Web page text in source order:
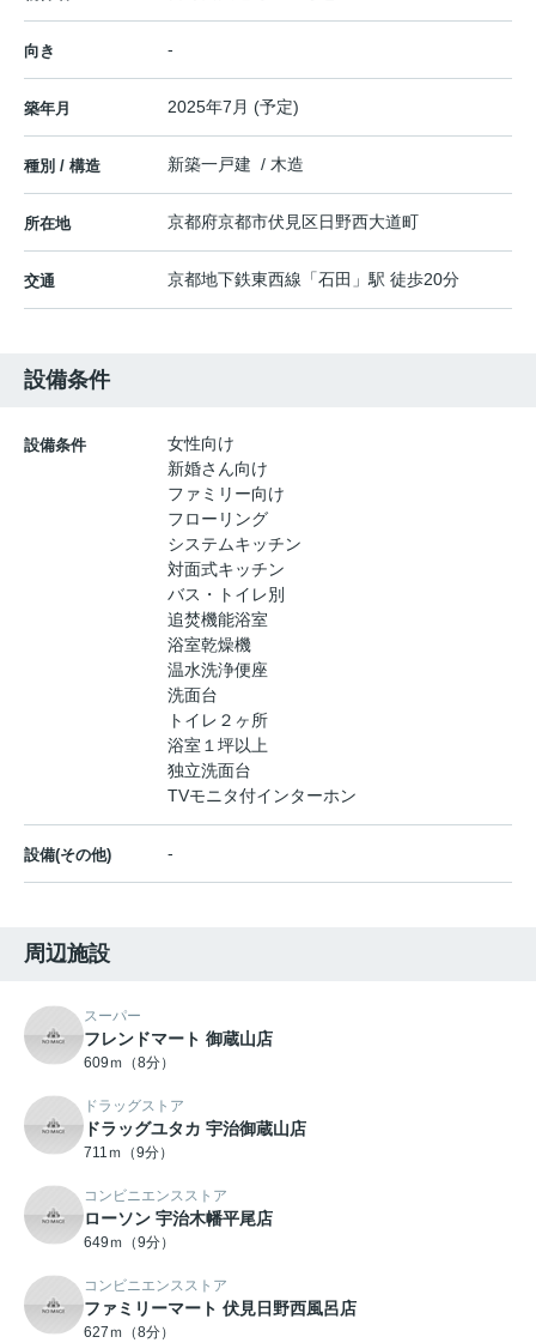
向き -
築年月 2025年7月 (予定)
種別 / 構造 新築一戸建 / 木造
所在地 京都府京都市伏見区日野西大道町
交通 京都地下鉄東西線 「石田 」駅 徒歩20分
設備条件
設備条件
女性向け
新婚さん向け
ファミリー向け
フローリング
システムキッチン
対面式キッチン
バス・トイレ別
追焚機能浴室
浴室乾燥機
温水洗浄便座
洗面台
トイレ２ヶ所
浴室１坪以上
独立洗面台
TVモニタ付インターホン
設備(その他) -
周辺施設
スーパー
フレンドマート 御蔵山店
609ｍ（8分）
ドラッグストア
ドラッグユタカ 宇治御蔵山店
711ｍ（9分）
コンビニエンスストア
ローソン 宇治木幡平尾店
649ｍ（9分）
コンビニエンスストア
ファミリーマート 伏見日野西風呂店
627ｍ（8分）